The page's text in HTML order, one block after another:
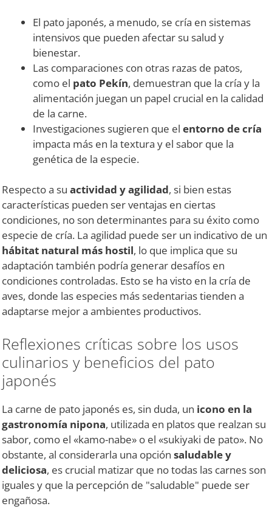
El pato japonés, a menudo, se cría en sistemas
intensivos que pueden afectar su salud y
bienestar.
Las comparaciones con otras razas de patos,
como el pato Pekín, demuestran que la cría y la
alimentación juegan un papel crucial en la calidad
de la carne.
Investigaciones sugieren que el entorno de cría
impacta más en la textura y el sabor que la
genética de la especie.
Respecto a su actividad y agilidad, si bien estas
características pueden ser ventajas en ciertas
condiciones, no son determinantes para su éxito como
especie de cría. La agilidad puede ser un indicativo de un
hábitat natural más hostil, lo que implica que su
adaptación también podría generar desafíos en
condiciones controladas. Esto se ha visto en la cría de
aves, donde las especies más sedentarias tienden a
adaptarse mejor a ambientes productivos.
Reflexiones críticas sobre los usos
culinarios y beneficios del pato
japonés
La carne de pato japonés es, sin duda, un icono en la
gastronomía nipona, utilizada en platos que realzan su
sabor, como el «kamo-nabe» o el «sukiyaki de pato». No
obstante, al considerarla una opción saludable y
deliciosa, es crucial matizar que no todas las carnes son
iguales y que la percepción de "saludable" puede ser
engañosa.